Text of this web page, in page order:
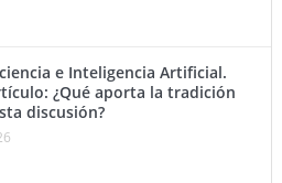
e Inteligencia Artificial.
¿Qué aporta la tradición
discusión?